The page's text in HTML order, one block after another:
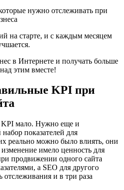
на старте, и с каждым месяцем
в Интернете и получать больше
этим вместе!
KPI при
KPI мало. Нужно еще и
показателей для
реально можно было влиять, они
имело ценность для
продвижении одного сайта
а SEO для другого
отслеживания и в три раза